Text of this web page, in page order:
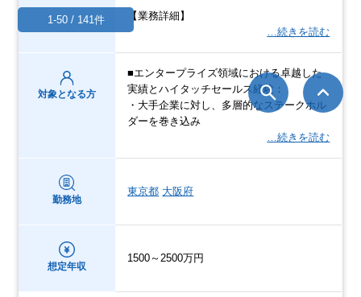
【業務詳細】
…続きを読む
対象となる方
■エンタープライズ領域における卓越した
実績とハイタッチセールス経験：
・大手企業に対し、多層的なステークホル
ダーを巻き込み
…続きを読む
勤務地
東京都 大阪府
想定年収
1500～2500万円
1-50 / 141件